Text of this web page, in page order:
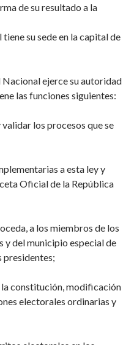
de su resultado a la
su sede en la capital de
ejerce su autoridad
las funciones siguientes:
los procesos que se
a esta ley y
Oficial de la República
a los miembros de los
y del municipio especial de
presidentes;
constitución, modificación
electorales ordinarias y